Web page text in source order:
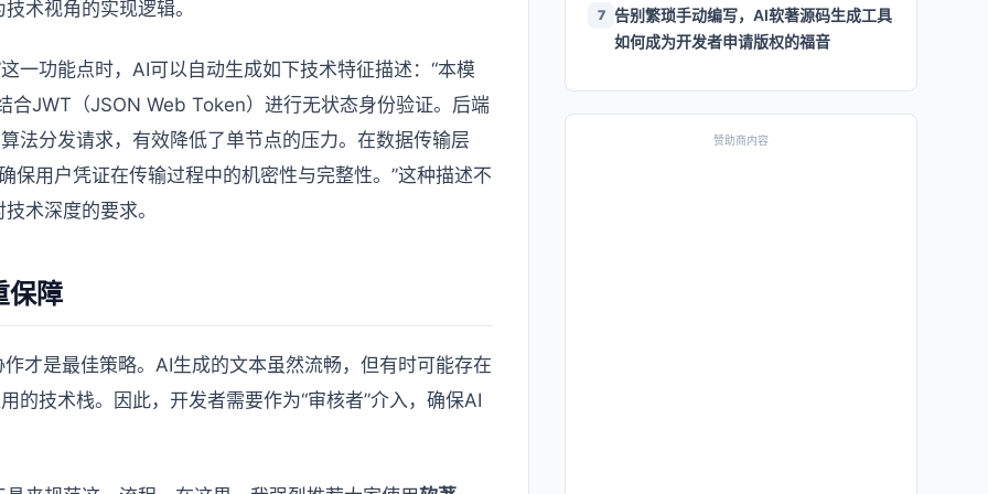
术视角的实现逻辑。
一功能点时，AI可以自动生成如下技术特征描述：“本模
合JWT（JSON Web Token）进行无状态身份验证。后端
法分发请求，有效降低了单节点的压力。在数据传输层
用户凭证在传输过程中的机密性与完整性。”这种描述不
术深度的要求。
保障
才是最佳策略。AI生成的文本虽然流畅，但有时可能存在
的技术栈。因此，开发者需要作为“审核者”介入，确保AI
7 告别繁琐手动编写，AI软著源码生成工具
如何成为开发者申请版权的福音
赞助商内容